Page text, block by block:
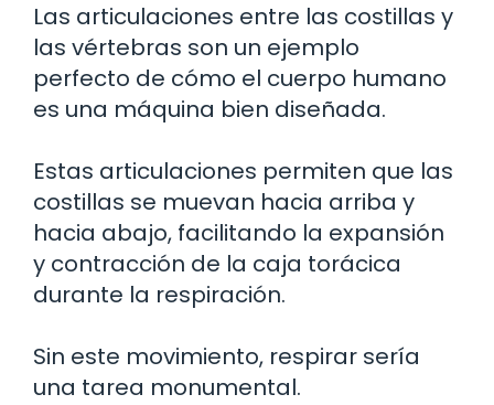
Las articulaciones entre las costillas y
las vértebras son un ejemplo
perfecto de cómo el cuerpo humano
es una máquina bien diseñada.
Estas articulaciones permiten que las
costillas se muevan hacia arriba y
hacia abajo, facilitando la expansión
y contracción de la caja torácica
durante la respiración.
Sin este movimiento, respirar sería
una tarea monumental.